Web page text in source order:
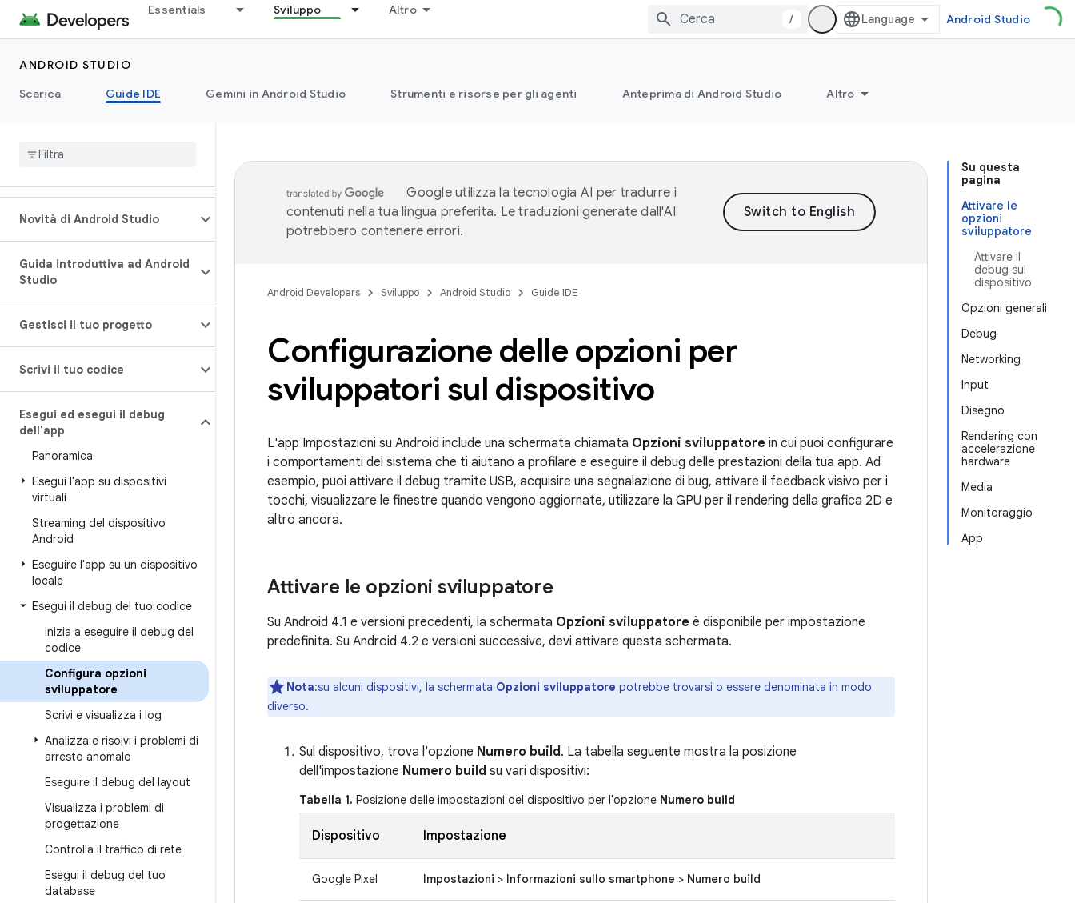
Essentials Sviluppo Altro
/ Android Studio
ANDROID STUDIO
Scarica
Guide IDE Gemini in Android Studio Strumenti e risorse per gli agenti Anteprima di Android Studio Altro
Novità di Android Studio
Guida introduttiva ad Android
Studio
Gestisci il tuo progetto
Scrivi il tuo codice
Esegui ed esegui il debug
dell'app
Panoramica
Esegui l'app su dispositivi
virtuali
Streaming del dispositivo
Android
Eseguire l'app su un dispositivo
locale
Esegui il debug del tuo codice
Inizia a eseguire il debug del
codice
Configura opzioni
sviluppatore
Scrivi e visualizza i log
Analizza e risolvi i problemi di
arresto anomalo
Eseguire il debug del layout
Visualizza i problemi di
progettazione
Controlla il traffico di rete
Esegui il debug del tuo
database
Su questa
pagina
Attivare le
opzioni
sviluppatore
Attivare il
debug sul
dispositivo
Opzioni generali
Debug
Networking
Input
Disegno
Rendering con
accelerazione
hardware
Media
Monitoraggio
App
Google utilizza la tecnologia AI per tradurre i
contenuti nella tua lingua preferita. Le traduzioni generate dall'AI
potrebbero contenere errori.
Android Developers Sviluppo Android Studio Guide IDE
Configurazione delle opzioni per
sviluppatori sul dispositivo
L'app Impostazioni su Android include una schermata chiamata Opzioni sviluppatore in cui puoi configurare
i comportamenti del sistema che ti aiutano a profilare e eseguire il debug delle prestazioni della tua app. Ad
esempio, puoi attivare il debug tramite USB, acquisire una segnalazione di bug, attivare il feedback visivo per i
tocchi, visualizzare le finestre quando vengono aggiornate, utilizzare la GPU per il rendering della grafica 2D e
altro ancora.
Attivare le opzioni sviluppatore
Su Android 4.1 e versioni precedenti, la schermata Opzioni sviluppatore è disponibile per impostazione
predefinita. Su Android 4.2 e versioni successive, devi attivare questa schermata.
Nota:su alcuni dispositivi, la schermata Opzioni sviluppatore potrebbe trovarsi o essere denominata in modo
diverso.
Sul dispositivo, trova l'opzione Numero build. La tabella seguente mostra la posizione
dell'impostazione Numero build su vari dispositivi:
Tabella 1. Posizione delle impostazioni del dispositivo per l'opzione Numero build
Dispositivo Impostazione
Google Pixel Impostazioni > Informazioni sullo smartphone > Numero build